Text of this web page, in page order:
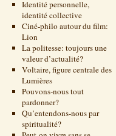
Identité personnelle,
identité collective
Ciné-philo autour du film:
Lion
La politesse: toujours une
valeur d’actualité?
Voltaire, figure centrale des
Lumières
Pouvons-nous tout
pardonner?
Qu’entendons-nous par
spiritualité?